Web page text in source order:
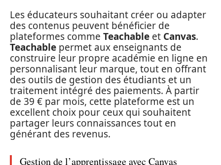
Les éducateurs souhaitant créer ou adapter
des contenus peuvent bénéficier de
plateformes comme Teachable et Canvas.
Teachable permet aux enseignants de
construire leur propre académie en ligne en
personnalisant leur marque, tout en offrant
des outils de gestion des étudiants et un
traitement intégré des paiements. À partir
de 39 € par mois, cette plateforme est un
excellent choix pour ceux qui souhaitent
partager leurs connaissances tout en
générant des revenus.
Gestion de l’apprentissage avec Canvas